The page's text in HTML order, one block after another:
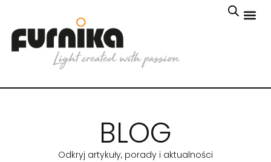
BLOG
Odkryj artykuły, porady i aktualności